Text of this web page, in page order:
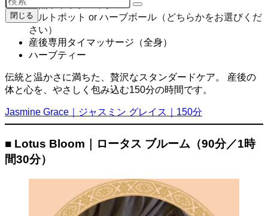
ソルトポット or ハーブボール（どちらかをお選びくだ
さい）
産後専用タイマッサージ（全身）
ハーブティー
伝統と温かさに満ちた、贅沢なスタンダードケア。 産後の
体と心を、やさしく包み込む150分の時間です。
Jasmine Grace｜ジャスミン グレイス｜150分
■ Lotus Bloom｜ロータス ブルーム（90分／1時
間30分）
閉じる